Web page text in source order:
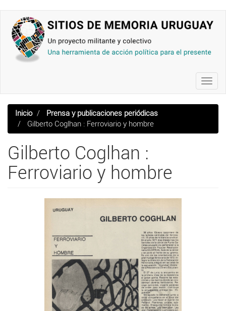
contenido
principal
Inicio
Prensa y publicaciones periódicas
Gilberto Coglhan : Ferroviario y hombre
Gilberto Coglhan :
Ferroviario y hombre